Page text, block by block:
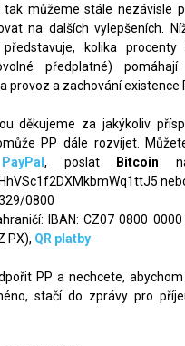
tak můžeme stále nezávisle
na dalších vylepšeních.
kolika procenty
předplatné)
provoz a zachování existence
děkujeme za jakýkoliv
PP dále rozvíjet.
PayPal , poslat Bitcoin
0800
IBAN: CZ07 0800 0000
PX), QR platby
PP a nechcete,
stačí do zprávy pro